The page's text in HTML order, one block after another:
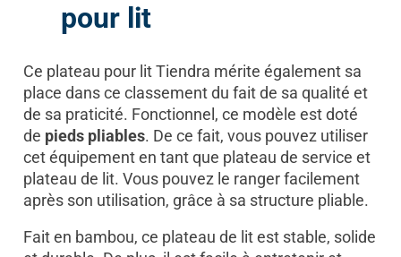
pour lit
Ce plateau pour lit Tiendra mérite également sa
place dans ce classement du fait de sa qualité et
de sa praticité. Fonctionnel, ce modèle est doté
de pieds pliables. De ce fait, vous pouvez utiliser
cet équipement en tant que plateau de service et
plateau de lit. Vous pouvez le ranger facilement
après son utilisation, grâce à sa structure pliable.
Fait en bambou, ce plateau de lit est stable, solide